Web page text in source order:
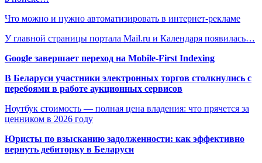
Что можно и нужно автоматизировать в интернет-рекламе
У главной страницы портала Mail.ru и Календаря появилась…
Google завершает переход на Mobile-First Indexing
В Беларуси участники электронных торгов столкнулись с
перебоями в работе аукционных сервисов
Ноутбук стоимость — полная цена владения: что прячется за
ценником в 2026 году
Юристы по взысканию задолженности: как эффективно
вернуть дебиторку в Беларуси